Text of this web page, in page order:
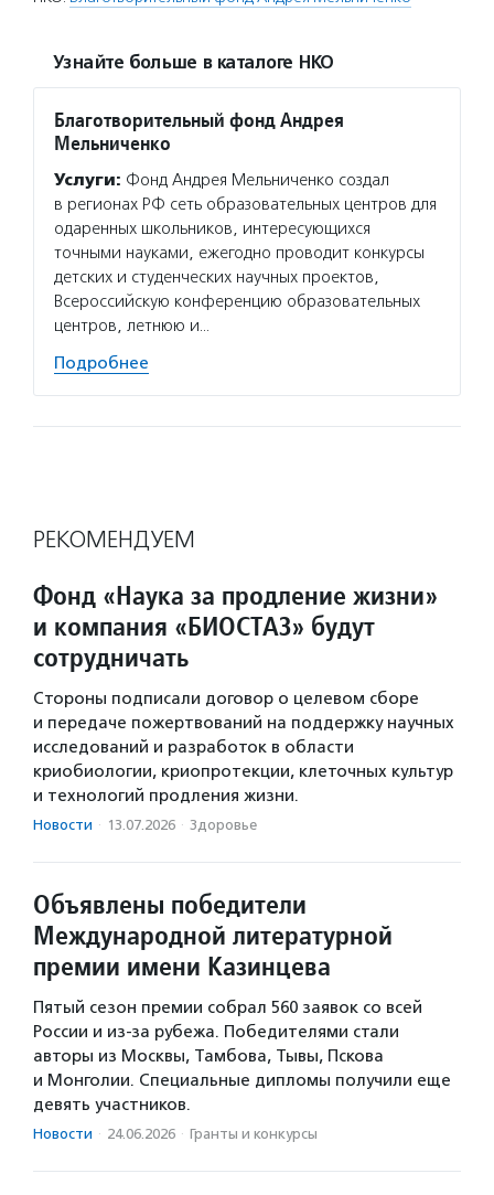
Узнайте больше в каталоге НКО
Благотворительный фонд Андрея
Мельниченко
Услуги: Фонд Андрея Мельниченко создал
в регионах РФ сеть образовательных центров для
одаренных школьников, интересующихся
точными науками, ежегодно проводит конкурсы
детских и студенческих научных проектов,
Всероссийскую конференцию образовательных
центров, летнюю и…
Подробнее
РЕКОМЕНДУЕМ
Фонд «Наука за продление жизни»
и компания «БИОСТАЗ» будут
сотрудничать
Стороны подписали договор о целевом сборе
и передаче пожертвований на поддержку научных
исследований и разработок в области
криобиологии, криопротекции, клеточных культур
и технологий продления жизни.
Новости · 13.07.2026 · Здоровье
Объявлены победители
Международной литературной
премии имени Казинцева
Пятый сезон премии собрал 560 заявок со всей
России и из-за рубежа. Победителями стали
авторы из Москвы, Тамбова, Тывы, Пскова
и Монголии. Специальные дипломы получили еще
девять участников.
Новости · 24.06.2026 · Гранты и конкурсы